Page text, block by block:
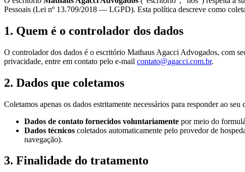
Pessoais (Lei nº 13.709/2018 — LGPD). Esta política descreve como
1. Quem é o controlador dos dados
O controlador dos dados é o escritório Mathaus Agacci Advogados, com
privacidade, entre em contato pelo e-mail contato@agacci.com.br.
2. Dados que coletamos
Coletamos apenas os dados estritamente necessários para responder ao seu
Dados de contato fornecidos voluntariamente por meio do
Dados técnicos coletados automaticamente pelo provedor de
navegação).
3. Finalidade do tratamento